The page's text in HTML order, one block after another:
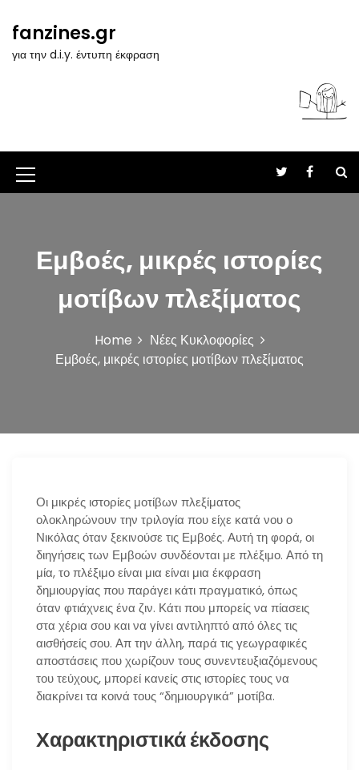
n
fanzines.gr
για την d.i.y. έντυπη έκφραση
M
Εμβοές, μικρές ιστορίες
μοτίβων πλεξίματος
Home
Νέες Κυκλοφορίες
Εμβοές, μικρές ιστορίες μοτίβων πλεξίματος
Οι μικρές ιστορίες μοτίβων πλεξίματος
ολοκληρώνουν την τριλογία που είχε κατά νου ο
Νικόλας όταν ξεκινούσε τις Εμβοές. Αυτή τη φορά, οι
διηγήσεις των Εμβοών συνδέονται με πλέξιμο. Από τη
μία, το πλέξιμο είναι μια είναι μια έκφραση
δημιουργίας που παράγει κάτι πραγματικό, όπως
όταν φτιάχνεις ένα ζιν. Κάτι που μπορείς να πίασεις
στα χέρια σου και να γίνει αντιληπτό από όλες τις
αισθήσείς σου. Απ την άλλη, παρά τις γεωγραφικές
αποστάσεις που χωρίζουν τους συνεντευξιαζόμενους
του τεύχους, μπορεί κανείς στις ιστορίες τους να
διακρίνει τα κοινά τους “δημιουργικά” μοτίβα.
Χαρακτηριστικά έκδοσης